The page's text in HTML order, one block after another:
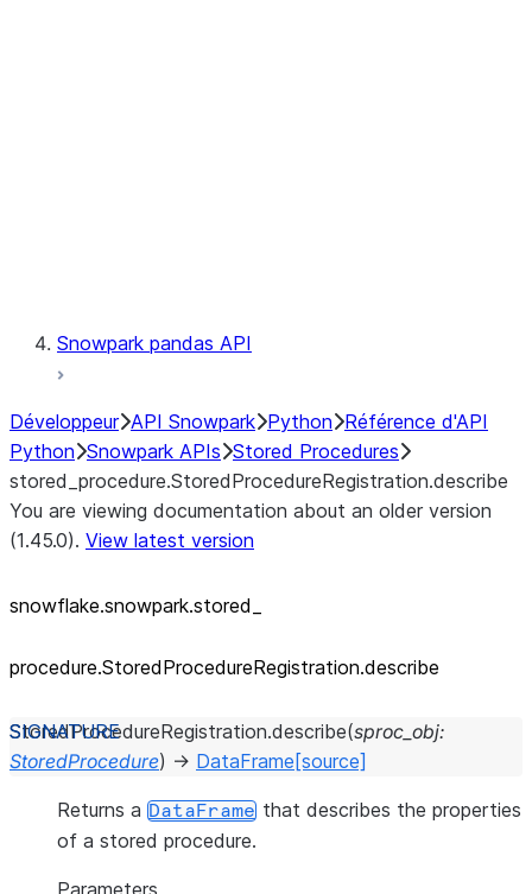
Snowpark pandas API
Développeur API Snowpark Python Référence d'API
Python Snowpark APIs Stored Procedures
stored_procedure.StoredProcedureRegistration.describe
You are viewing documentation about an older version
(1.45.0). View latest version
snowflake.snowpark.stored_
procedure.StoredProcedureRegistration.describe
StoredProcedureRegistration.describe(sproc_obj:
StoredProcedure) → DataFrame [source]
Returns a DataFrame that describes the properties
of a stored procedure.
Parameters